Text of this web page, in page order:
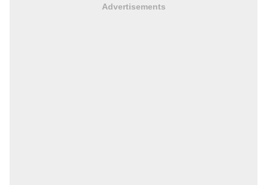
Advertisements